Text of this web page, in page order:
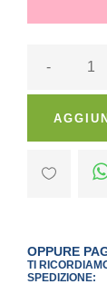
-
OPPURE
TI
SPEDIZIONE: